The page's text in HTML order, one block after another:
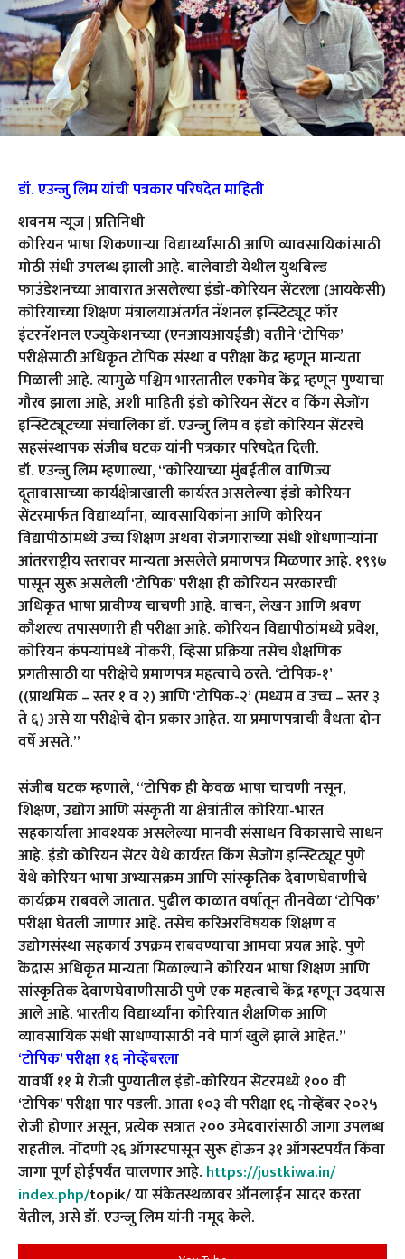
डॉ. एउन्जु लिम यांची पत्रकार परिषदेत माहिती
शबनम न्यूज | प्रतिनिधी
कोरियन भाषा शिकणाऱ्या विद्यार्थ्यांसाठी आणि व्यावसायिकांसाठी
मोठी संधी उपलब्ध झाली आहे. बालेवाडी येथील युथबिल्ड
फाउंडेशनच्या आवारात असलेल्या इंडो-कोरियन सेंटरला (आयकेसी)
कोरियाच्या शिक्षण मंत्रालयाअंतर्गत नॅशनल इन्स्टिट्यूट फॉर
इंटरनॅशनल एज्युकेशनच्या (एनआयआयईडी) वतीने ‘टोपिक’
परीक्षेसाठी अधिकृत टोपिक संस्था व परीक्षा केंद्र म्हणून मान्यता
मिळाली आहे. त्यामुळे पश्चिम भारतातील एकमेव केंद्र म्हणून पुण्याचा
गौरव झाला आहे, अशी माहिती इंडो कोरियन सेंटर व किंग सेजोंग
इन्स्टिट्यूटच्या संचालिका डॉ. एउन्जु लिम व इंडो कोरियन सेंटरचे
सहसंस्थापक संजीब घटक यांनी पत्रकार परिषदेत दिली.
डॉ. एउन्जु लिम म्हणाल्या, “कोरियाच्या मुंबईतील वाणिज्य
दूतावासाच्या कार्यक्षेत्राखाली कार्यरत असलेल्या इंडो कोरियन
सेंटरमार्फत विद्यार्थ्यांना, व्यावसायिकांना आणि कोरियन
विद्यापीठांमध्ये उच्च शिक्षण अथवा रोजगाराच्या संधी शोधणाऱ्यांना
आंतरराष्ट्रीय स्तरावर मान्यता असलेले प्रमाणपत्र मिळणार आहे. १९९७
पासून सुरू असलेली ‘टोपिक’ परीक्षा ही कोरियन सरकारची
अधिकृत भाषा प्रावीण्य चाचणी आहे. वाचन, लेखन आणि श्रवण
कौशल्य तपासणारी ही परीक्षा आहे. कोरियन विद्यापीठांमध्ये प्रवेश,
कोरियन कंपन्यांमध्ये नोकरी, व्हिसा प्रक्रिया तसेच शैक्षणिक
प्रगतीसाठी या परीक्षेचे प्रमाणपत्र महत्वाचे ठरते. ‘टोपिक-१’
((प्राथमिक – स्तर १ व २) आणि ‘टोपिक-२’ (मध्यम व उच्च – स्तर ३
ते ६) असे या परीक्षेचे दोन प्रकार आहेत. या प्रमाणपत्राची वैधता दोन
वर्षे असते.”
संजीब घटक म्हणाले, “टोपिक ही केवळ भाषा चाचणी नसून,
शिक्षण, उद्योग आणि संस्कृती या क्षेत्रांतील कोरिया-भारत
सहकार्याला आवश्यक असलेल्या मानवी संसाधन विकासाचे साधन
आहे. इंडो कोरियन सेंटर येथे कार्यरत किंग सेजोंग इन्स्टिट्यूट पुणे
येथे कोरियन भाषा अभ्यासक्रम आणि सांस्कृतिक देवाणघेवाणीचे
कार्यक्रम राबवले जातात. पुढील काळात वर्षातून तीनवेळा ‘टोपिक’
परीक्षा घेतली जाणार आहे. तसेच करिअरविषयक शिक्षण व
उद्योगसंस्था सहकार्य उपक्रम राबवण्याचा आमचा प्रयत्न आहे. पुणे
केंद्रास अधिकृत मान्यता मिळाल्याने कोरियन भाषा शिक्षण आणि
सांस्कृतिक देवाणघेवाणीसाठी पुणे एक महत्वाचे केंद्र म्हणून उदयास
आले आहे. भारतीय विद्यार्थ्यांना कोरियात शैक्षणिक आणि
व्यावसायिक संधी साधण्यासाठी नवे मार्ग खुले झाले आहेत.”
‘टोपिक’ परीक्षा १६ नोव्हेंबरला
यावर्षी ११ मे रोजी पुण्यातील इंडो-कोरियन सेंटरमध्ये १०० वी
‘टोपिक’ परीक्षा पार पडली. आता १०३ वी परीक्षा १६ नोव्हेंबर २०२५
रोजी होणार असून, प्रत्येक सत्रात २०० उमेदवारांसाठी जागा उपलब्ध
राहतील. नोंदणी २६ ऑगस्टपासून सुरू होऊन ३१ ऑगस्टपर्यंत किंवा
जागा पूर्ण होईपर्यंत चालणार आहे. https://justkiwa.in/
index.php/topik/ या संकेतस्थळावर ऑनलाईन सादर करता
येतील, असे डॉ. एउन्जु लिम यांनी नमूद केले.